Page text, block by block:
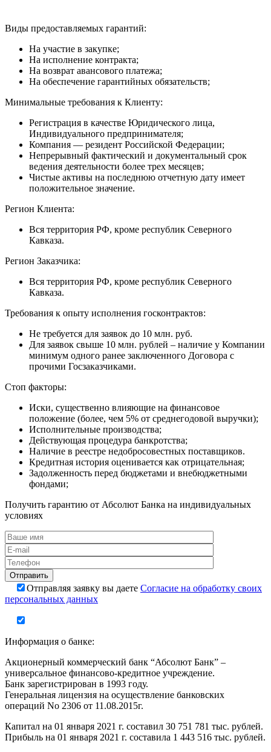
Виды предоставляемых гарантий:
На участие в закупке;
На исполнение контракта;
На возврат авансового платежа;
На обеспечение гарантийных обязательств;
Минимальные требования к Клиенту:
Регистрация в качестве Юридического лица,
Индивидуального предпринимателя;
Компания — резидент Российской Федерации;
Непрерывный фактический и документальный срок
ведения деятельности более трех месяцев;
Чистые активы на последнюю отчетную дату имеет
положительное значение.
Регион Клиента:
Вся территория РФ, кроме республик Северного
Кавказа.
Регион Заказчика:
Вся территория РФ, кроме республик Северного
Кавказа.
Требования к опыту исполнения госконтрактов:
Не требуется для заявок до 10 млн. руб.
Для заявок свыше 10 млн. рублей – наличие у Компании
минимум одного ранее заключенного Договора с
прочими Госзаказчиками.
Стоп факторы:
Иски, существенно влияющие на финансовое
положение (более, чем 5% от среднегодовой выручки);
Исполнительные производства;
Действующая процедура банкротства;
Наличие в реестре недобросовестных поставщиков.
Кредитная история оценивается как отрицательная;
Задолженность перед бюджетами и внебюджетными
фондами;
Получить гарантию от Абсолют Банка на индивидуальных
условиях
Отправляя заявку вы даете Согласие на обработку своих
персональных данных
Информация о банке:
Акционерный коммерческий банк “Абсолют Банк” –
универсальное финансово-кредитное учреждение.
Банк зарегистрирован в 1993 году.
Генеральная лицензия на осуществление банковских
операций No 2306 от 11.08.2015г.
Капитал на 01 января 2021 г. составил 30 751 781 тыс. рублей.
Прибыль на 01 января 2021 г. составила 1 443 516 тыс. рублей.